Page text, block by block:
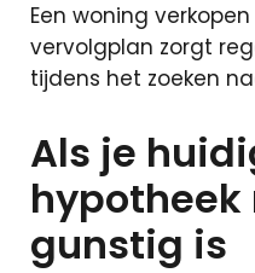
Een woning
vervolgplan zorgt
tijdens het zoeken
Als je
hypotheek
gunstig is